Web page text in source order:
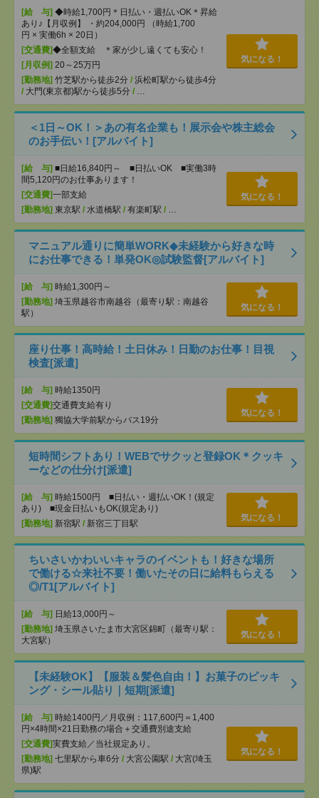
[給 与] ◆時給1,700円＊日払い・週払いOK＊昇給
あり♪【月収例】 ・約204,000円 （時給1,700
円 × 実働6h × 20日）
[交通費]◆全額支給 ＊家が少し遠くても安心！
[月収例] 20～25万円
[勤務地] 竹芝駅から徒歩2分 / 浜松町駅から徒歩4分
/ 大門(東京都)駅から徒歩5分 / …
気になる！
＜1日～OK！＞あの有名企業も！展示会や株主総会
のお手伝い！[アルバイト]
[給 与] ■日給16,840円～ ■日払いOK ■実働3時
間5,120円のお仕事あります！
[交通費]一部支給
[勤務地] 東京駅 / 水道橋駅 / 有楽町駅 / …
気になる！
マニュアル通りに簡単WORK◆未経験から好きな時
にお仕事できる！単発OK◎試験監督[アルバイト]
[給 与] 時給1,300円～
[勤務地] 埼玉県越谷市南越谷（最寄り駅：南越谷
駅）
気になる！
座り仕事！高時給！土日休み！日勤のお仕事！目視
検査[派遣]
[給 与] 時給1350円
[交通費]交通費支給有り
[勤務地] 獨協大学前駅からバス19分
気になる！
短時間シフトあり！WEBでサクッと登録OK＊クッキ
ーなどの仕分け[派遣]
[給 与] 時給1500円 ■日払い・週払いOK！(規定
あり) ■現金日払いもOK(規定あり)
[勤務地] 新宿駅 / 新宿三丁目駅
気になる！
ちいさいかわいいキャラのイベントも！好きな場所
で働ける☆来社不要！働いたその日に給料もらえる
◎/T1[アルバイト]
[給 与] 日給13,000円～
[勤務地] 埼玉県さいたま市大宮区錦町（最寄り駅：
大宮駅）
気になる！
【未経験OK】【服装＆髪色自由！】お菓子のピッキ
ング・シール貼り｜短期[派遣]
[給 与] 時給1400円／月収例：117,600円＝1,400
円×4時間×21日勤務の場合＋交通費別途支給
[交通費]実費支給／当社規定あり。
[勤務地] 七里駅から車6分 / 大宮公園駅 / 大宮(埼玉
県)駅
気になる！